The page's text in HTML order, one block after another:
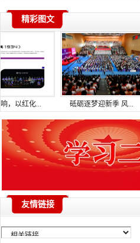
精彩图文
以红化... 砥砺逐梦迎新季 风...
友情链接